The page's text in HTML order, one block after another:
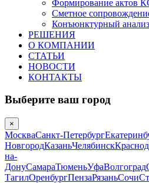
Формирование актов
Сметное
Конъюнктурный
РЕШЕНИЯ
О КОМПАНИИ
СТАТЬИ
НОВОСТИ
КОНТАКТЫ
Выберите ваш город
×
МоскваСанкт-Петербург
НовгородКазаньЧелябинск
на-
ДонуСамараТюменьУфаВолгоград
ТагилОренбургПензаРязаньСочи